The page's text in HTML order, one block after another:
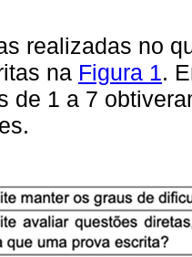
realizadas no
na Figura 1.
de 1 a 7